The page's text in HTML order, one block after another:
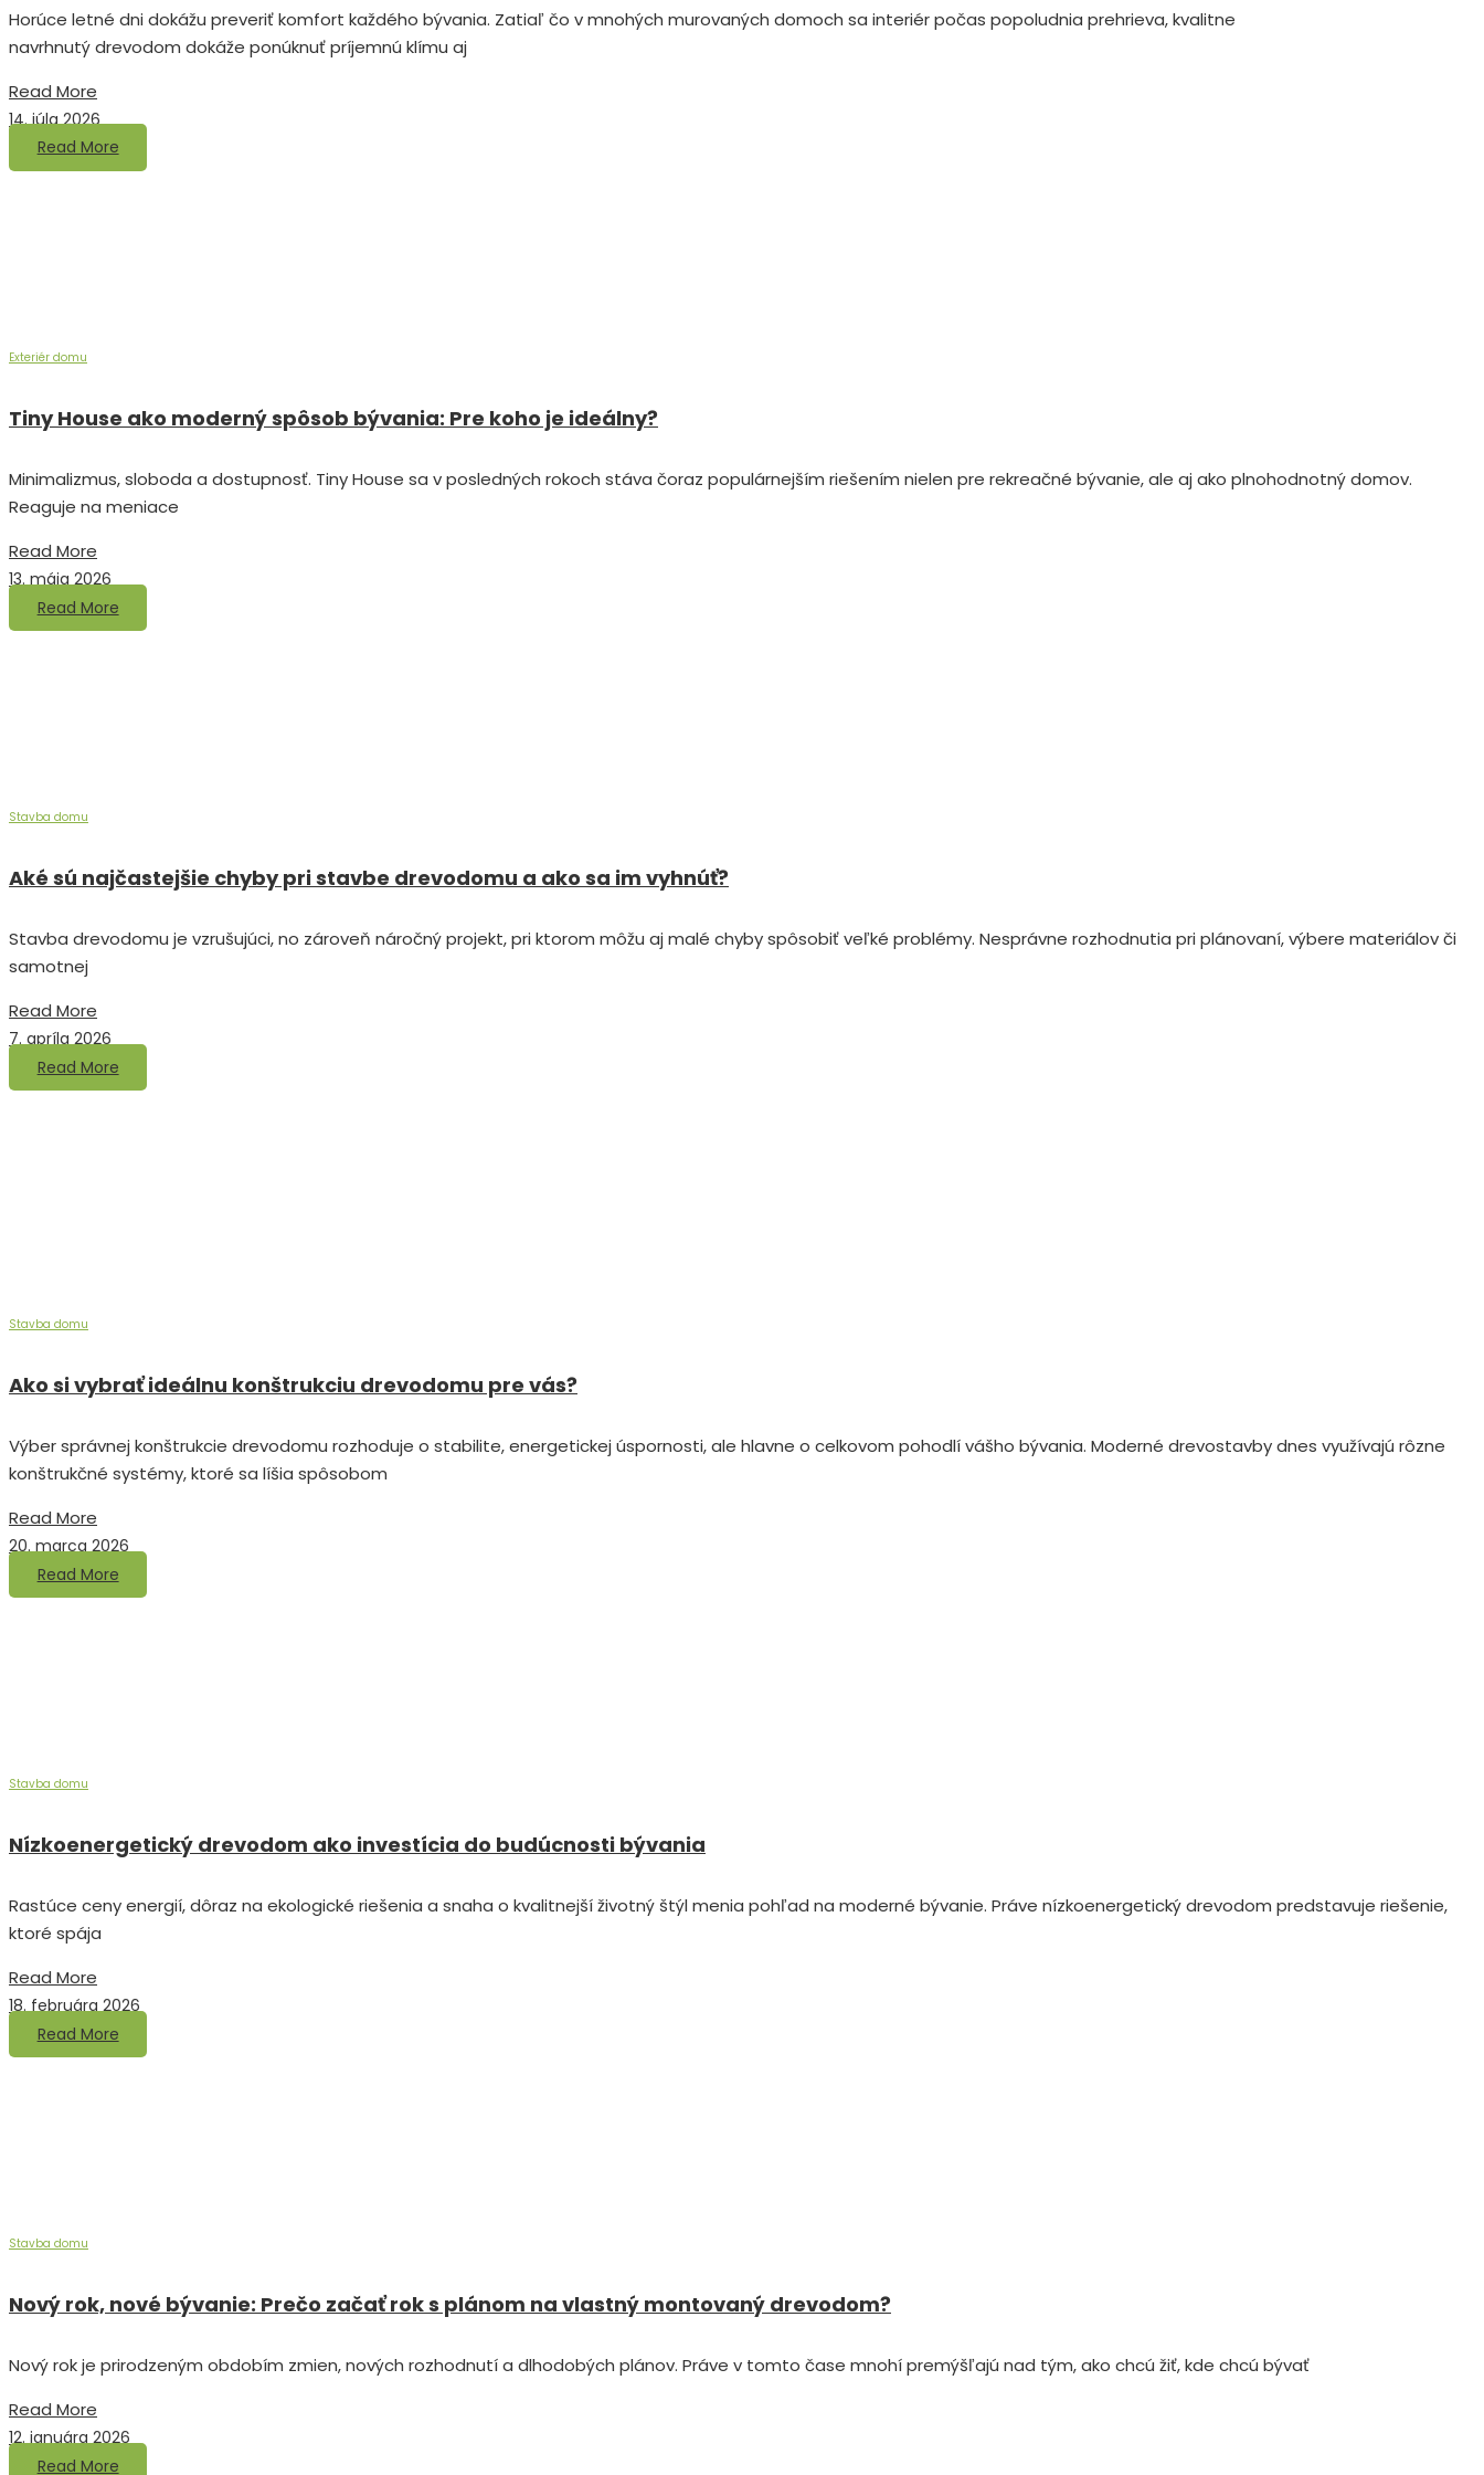
Horúce letné dni dokážu preveriť komfort každého bývania. Zatiaľ čo v mnohých murovaných domoch sa interiér počas popoludnia prehrieva, kvalitne
navrhnutý drevodom dokáže ponúknuť príjemnú klímu aj
Read More
14. júla 2026
Read More
Exteriér domu
Tiny House ako moderný spôsob bývania: Pre koho je ideálny?
Minimalizmus, sloboda a dostupnosť. Tiny House sa v posledných rokoch stáva čoraz populárnejším riešením nielen pre rekreačné bývanie, ale aj ako plnohodnotný domov.
Reaguje na meniace
Read More
13. mája 2026
Read More
Stavba domu
Aké sú najčastejšie chyby pri stavbe drevodomu a ako sa im vyhnúť?
Stavba drevodomu je vzrušujúci, no zároveň náročný projekt, pri ktorom môžu aj malé chyby spôsobiť veľké problémy. Nesprávne rozhodnutia pri plánovaní, výbere materiálov či
samotnej
Read More
7. apríla 2026
Read More
Stavba domu
Ako si vybrať ideálnu konštrukciu drevodomu pre vás?
Výber správnej konštrukcie drevodomu rozhoduje o stabilite, energetickej úspornosti, ale hlavne o celkovom pohodlí vášho bývania. Moderné drevostavby dnes využívajú rôzne
konštrukčné systémy, ktoré sa líšia spôsobom
Read More
20. marca 2026
Read More
Stavba domu
Nízkoenergetický drevodom ako investícia do budúcnosti bývania
Rastúce ceny energií, dôraz na ekologické riešenia a snaha o kvalitnejší životný štýl menia pohľad na moderné bývanie. Práve nízkoenergetický drevodom predstavuje riešenie,
ktoré spája
Read More
18. februára 2026
Read More
Stavba domu
Nový rok, nové bývanie: Prečo začať rok s plánom na vlastný montovaný drevodom?
Nový rok je prirodzeným obdobím zmien, nových rozhodnutí a dlhodobých plánov. Práve v tomto čase mnohí premýšľajú nad tým, ako chcú žiť, kde chcú bývať
Read More
12. januára 2026
Read More